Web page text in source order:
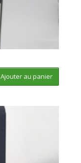
Ajouter au panier